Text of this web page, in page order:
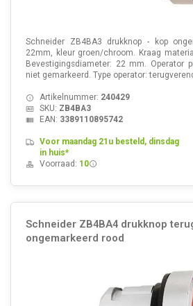
Schneider ZB4BA3 drukknop - kop
22mm, kleur groen/chroom. Kraag
Bevestigingsdiameter: 22 mm. Operator
niet gemarkeerd. Type operator:
Artikelnummer: 240429
SKU: ZB4BA3
EAN: 3389110895742
Voor maandag 21u besteld, dinsdag
in huis*
Voorraad: 10
Schneider ZB4BA4 drukknop
ongemarkeerd rood